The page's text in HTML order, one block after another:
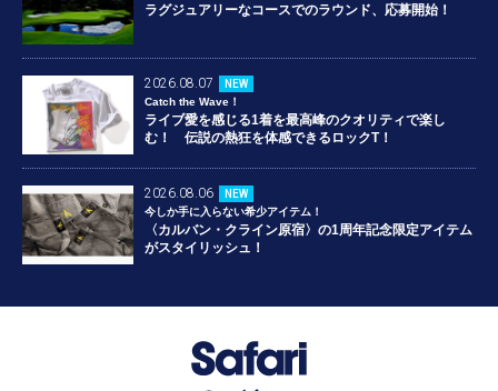
ラグジュアリーなコースでのラウンド、応募開始！
2026.08.07
NEW
Catch the Wave！
ライブ愛を感じる1着を最高峰のクオリティで楽し
む！ 伝説の熱狂を体感できるロックT！
2026.08.06
NEW
今しか手に入らない希少アイテム！
〈カルバン・クライン原宿〉の1周年記念限定アイテム
がスタイリッシュ！